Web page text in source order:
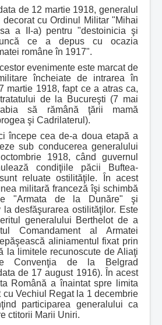
12 martie 1918, generalul
decorat cu Ordinul Militar "Mihai
a II-a) pentru "destoinicia şi
ce a depus cu ocazia
române în 1917".
evenimente este marcat de
încheiate de intrarea în
martie 1918, fapt ce a atras ca,
de la Bucureşti (7 mai
să rămână ţării mamă
şi Cadrilaterul).
cea de-a doua etapă a
sub conducerea generalului
1918, când guvernul
condiţiile păcii Buftea-
reluate ostilităţile. În acest
militară franceză îşi schimbă
"Armata de la Dunăre" şi
la desfăşurarea ostilităţilor. Este
generalului Berthelot de a
Comandament al Armatei
aliniamentul fixat prin
la limitele recunoscute de Aliaţi
Convenţia de la Belgrad
de 17 august 1916). În acest
Română a înaintat spre limita
cu Vechiul Regat la 1 decembrie
participarea generalului ca
ctitorii Marii Uniri.